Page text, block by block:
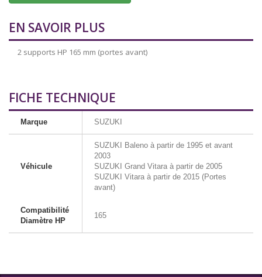
EN SAVOIR PLUS
2 supports HP 165 mm (portes avant)
FICHE TECHNIQUE
Marque SUZUKI
Véhicule
SUZUKI Baleno à partir de 1995 et avant
2003
SUZUKI Grand Vitara à partir de 2005
SUZUKI Vitara à partir de 2015 (Portes
avant)
Compatibilité
Diamètre HP
165